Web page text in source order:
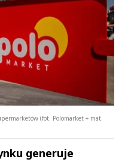
(fot. Polomarket + mat.
generuje